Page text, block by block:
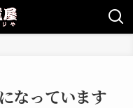
なっています